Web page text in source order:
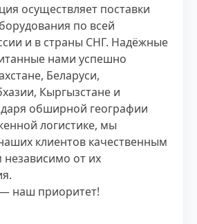
осуществляет поставки
по всей
и в страны СНГ. Надёжные
нами успешно
Беларуси,
Кыргызстане и
обширной географии
логистике, мы
клиентов качественным
от их
наш приоритет!